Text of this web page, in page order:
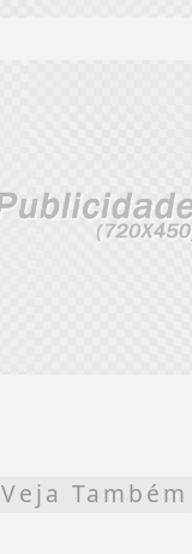
Veja Também